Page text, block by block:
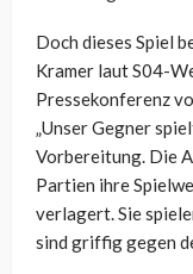
Doch dieses Spiel
Kramer laut S04-
Pressekonferenz
„Unser Gegner
Vorbereitung. Die
Partien ihre
verlagert. Sie
sind griffig gegen